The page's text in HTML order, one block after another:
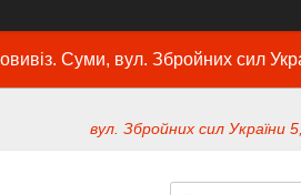
Суми, вул. Збройних сил
вул. Збройних сил України